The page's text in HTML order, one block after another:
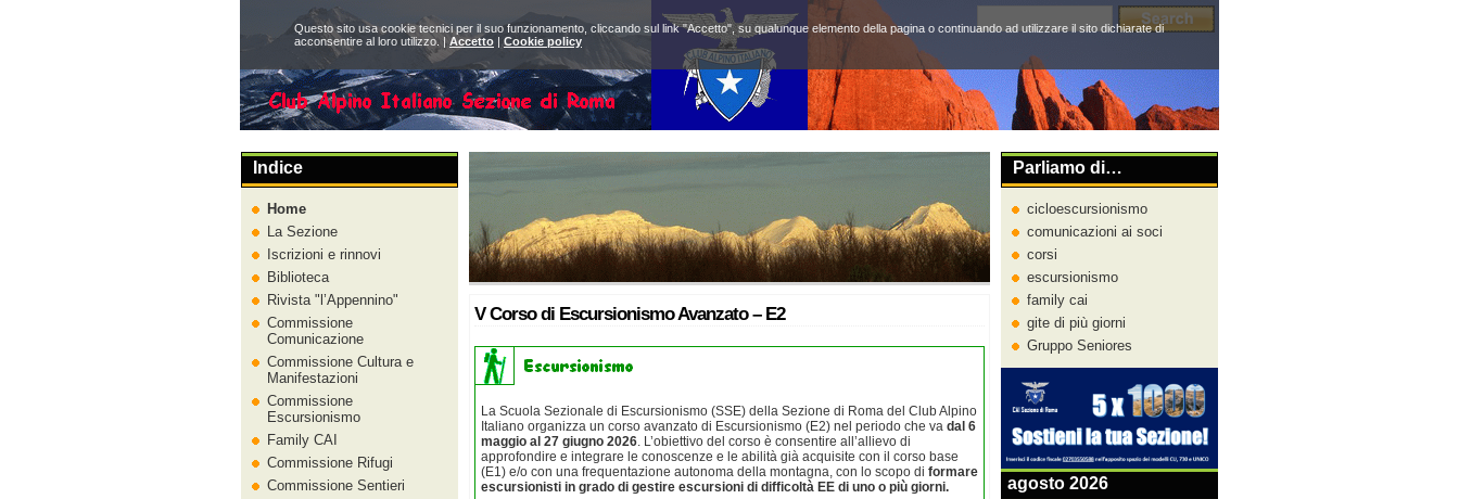
V Corso di Escursionismo Avanzato – E2
La Scuola Sezionale di Escursionismo (SSE) della Sezione di Roma del Club Alpino
Italiano organizza un corso avanzato di Escursionismo (E2) nel periodo che va dal 6
maggio al 27 giugno 2026. L’obiettivo del corso è consentire all’allievo di
approfondire e integrare le conoscenze e le abilità già acquisite con il corso base
(E1) e/o con una frequentazione autonoma della montagna, con lo scopo di formare
escursionisti in grado di gestire escursioni di difficoltà EE di uno o più giorni.
Parliamo di…
cicloescursionismo
comunicazioni ai soci
corsi
escursionismo
family cai
gite di più giorni
Gruppo Seniores
agosto 2026
Indice
Home
La Sezione
Iscrizioni e rinnovi
Biblioteca
Rivista
l’Appennino
Commissione
Comunicazione
Commissione Cultura e
Manifestazioni
Commissione
Escursionismo
Family CAI
Commissione Rifugi
Commissione Sentieri
Questo sito usa cookie tecnici per il suo funzionamento, cliccando sul link "Accetto", su qualunque elemento della pagina o continuando ad utilizzare il sito dichiarate di
acconsentire al loro utilizzo. |Accetto | Cookie policy